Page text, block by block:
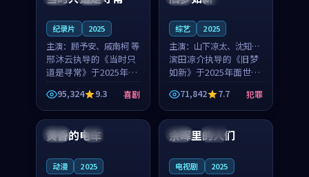
纪录片 2025
主演： 顾予安、戚南柯 等
邢沐云执导的《当时只
道是寻常》于2025年面
世，泰国的城市气质与
母女情深的人物心境共
同构筑了影片基调。顾
予安、戚南柯用细腻的
表演撑起整部喜剧电
95,324 9.3 喜剧
综艺 2025
主演： 山下凉太、沈知韵
等
滨田凉介执导的《旧梦
如新》于2025年面世，
中国台湾的城市气质与
异国相遇的人物心境共
同构筑了影片基调。山
下凉太、沈知韵用细腻
的表演撑起整部犯罪
71,842 7.7 犯罪
日本 4K
黄昏的电车
动漫 2025
泰国 完结
余晖里的人们
电视剧 2025